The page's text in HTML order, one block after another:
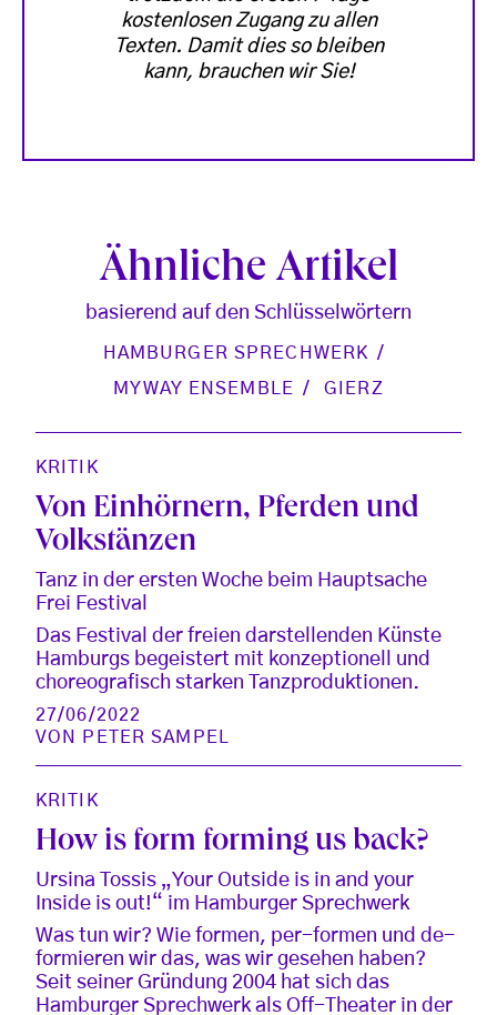
kostenlosen Zugang zu allen
Texten. Damit dies so bleiben
kann, brauchen wir Sie!
Ähnliche Artikel
basierend auf den Schlüsselwörtern
HAMBURGER SPRECHWERK
MYWAY ENSEMBLE
GIERZ
KRITIK
Von Einhörnern, Pferden und
Volkstänzen
Tanz in der ersten Woche beim Hauptsache
Frei Festival
Das Festival der freien darstellenden Künste
Hamburgs begeistert mit konzeptionell und
choreografisch starken Tanzproduktionen.
27/06/2022
VON
PETER SAMPEL
KRITIK
How is form forming us back?
Ursina Tossis „Your Outside is in and your
Inside is out!“ im Hamburger Sprechwerk
Was tun wir? Wie formen, per-formen und de-
formieren wir das, was wir gesehen haben?
Seit seiner Gründung 2004 hat sich das
Hamburger Sprechwerk als Off-Theater in der